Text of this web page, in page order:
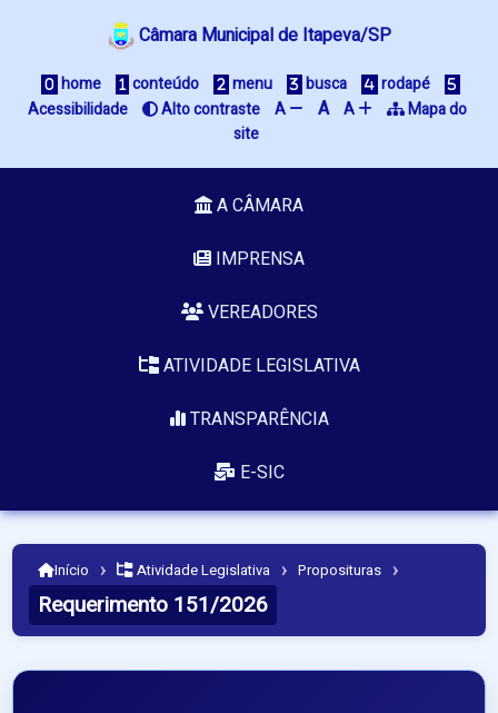
Câmara Municipal de Itapeva/SP
home conteúdo menu busca
rodapé
Acessibilidade
Alto contraste A A A
Mapa do
site
A CÂMARA
IMPRENSA
VEREADORES
ATIVIDADE LEGISLATIVA
TRANSPARÊNCIA
E-SIC
Início › Atividade Legislativa › Proposituras ›
Requerimento 151/2026